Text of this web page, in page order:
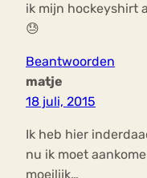
ik mijn hockeyshirt
😓
Beantwoorden
matje
18 juli, 2015
Ik heb hier
nu ik moet
moeilijk…